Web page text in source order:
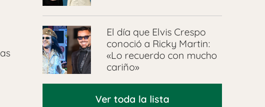
El día que Elvis Crespo
conoció a Ricky Martin:
«Lo recuerdo con mucho
cariño»
Ver toda la lista